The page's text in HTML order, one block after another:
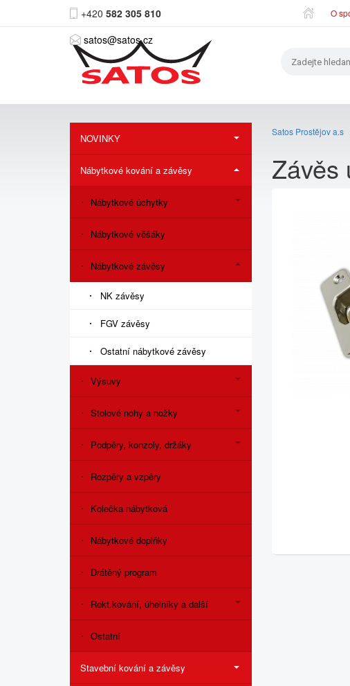
+420 582 305 810
satos@satos.cz
O
NOVINKY
Nábytkové kování a závěsy
Nábytkové úchytky
Nábytkové věšáky
Nábytkové závěsy
NK závěsy
FGV závěsy
Ostatní nábytkové závěsy
Výsuvy
Stolové nohy a nožky
Podpěry, konzoly, držáky
Rozpěry a vzpěry
Kolečka nábytková
Nábytkové doplňky
Drátěný program
Rekt.kování, úhelníky a další
Ostatní
Stavební kování a závěsy
Satos Prostějov a.s
Závěs